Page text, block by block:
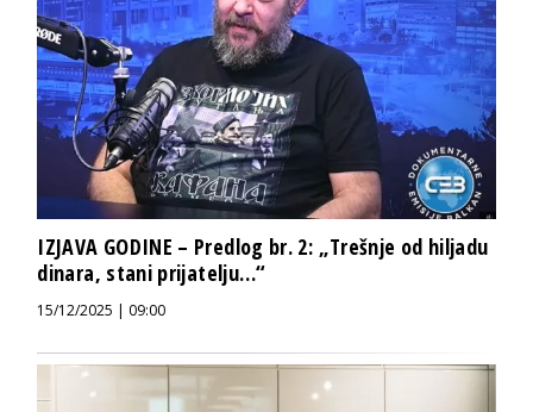
IZJAVA GODINE – Predlog br. 2: „Trešnje od hiljadu
dinara, stani prijatelju…“
15/12/2025 | 09:00